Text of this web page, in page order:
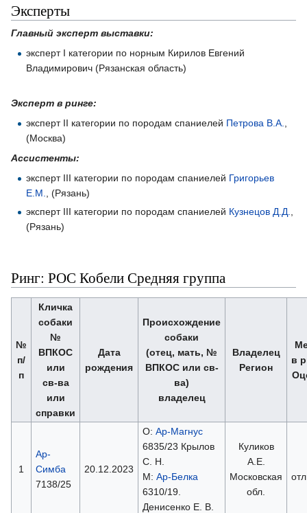
Эксперты
Главный эксперт выставки:
эксперт I категории по норным Кирилов Евгений
Владимирович (Рязанская область)
Эксперт в ринге:
эксперт II категории по породам спаниелей Петрова В.А.,
(Москва)
Ассистенты:
эксперт III категории по породам спаниелей Григорьев
Е.М., (Рязань)
эксперт III категории по породам спаниелей Кузнецов Д.Д.
(Рязань)
Ринг: РОС Кобели Средняя группа
№
п/
п
Кличка
собаки
№
ВПКОС
или
св-ва
или
справки
Дата
рождения
Происхождение
собаки
(отец, мать, №
ВПКОС или св-
ва)
владелец
Владелец
Регион
в
1
Ар-
Симба
7138/25
20.12.2023
О: Ар-Магнус
6835/23 Крылов
С. Н.
М: Ар-Белка
6310/19.
Денисенко Е. В.
Куликов
А.Е.
Московская
обл.